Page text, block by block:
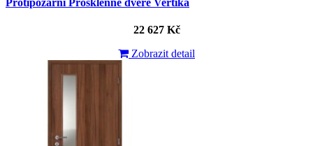
22 627 Kč
Zobrazit detail